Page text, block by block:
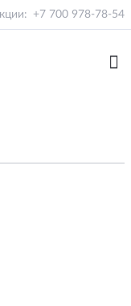
+7 700 978-78-54